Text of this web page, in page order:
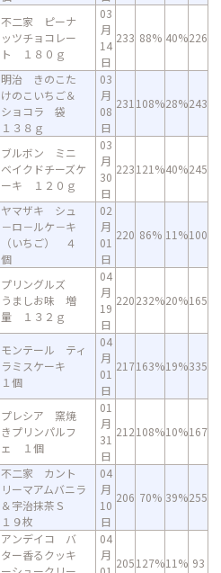
不二家 ピーナ
ッツチョコレー
ト １８０ｇ
03
月
14
日
233 88% 40%226
明治 きのこた
けのこいちご＆
ショコラ 袋
１３８ｇ
03
月
08
日
231 108%28%243
ブルボン ミニ
ベイクドチーズケ
ーキ １２０ｇ
03
月
30
日
223121%40%245
ヤマザキ シュ
－ロ－ルケ－キ
（いちご） ４
個
02
月
01
日
220 86% 11%100
プリングルズ
うましお味 増
量 １３２ｇ
04
月
19
日
220232%20%165
モンテール ティ
ラミスケーキ
１個
04
月
01
日
217163%19%335
プレシア 窯焼
きプリンパルフ
ェ １個
01
月
31
日
212108%10%167
不二家 カント
リーマアムバニラ
＆宇治抹茶Ｓ
１９枚
04
月
10
日
206 70% 39%255
アンデイコ バ
ター香るクッキ
04
月
205127%11% 93